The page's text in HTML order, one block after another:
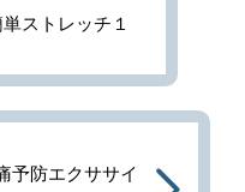
ストレッチ１
予防エクササイ